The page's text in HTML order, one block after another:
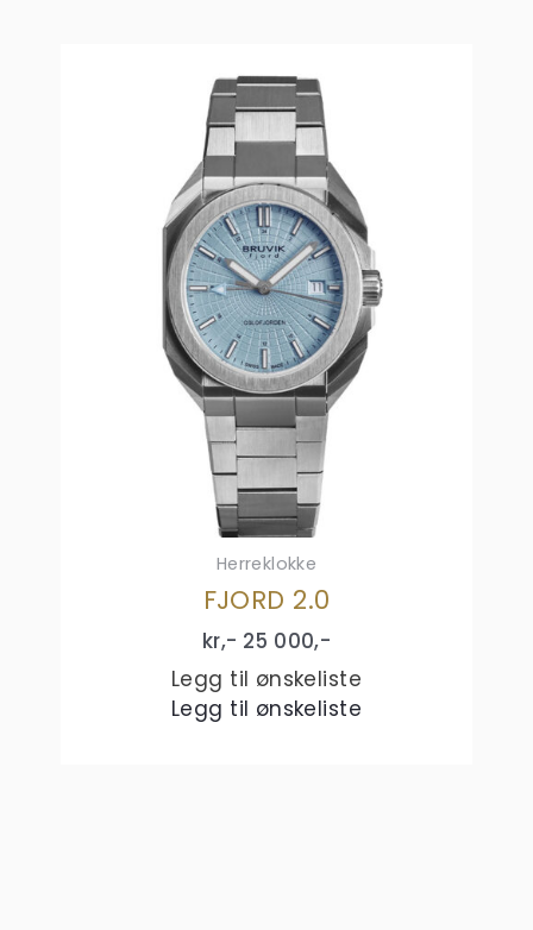
Herreklokke
FJORD 2.0
kr,- 25 000,-
Legg til ønskeliste
Legg til ønskeliste